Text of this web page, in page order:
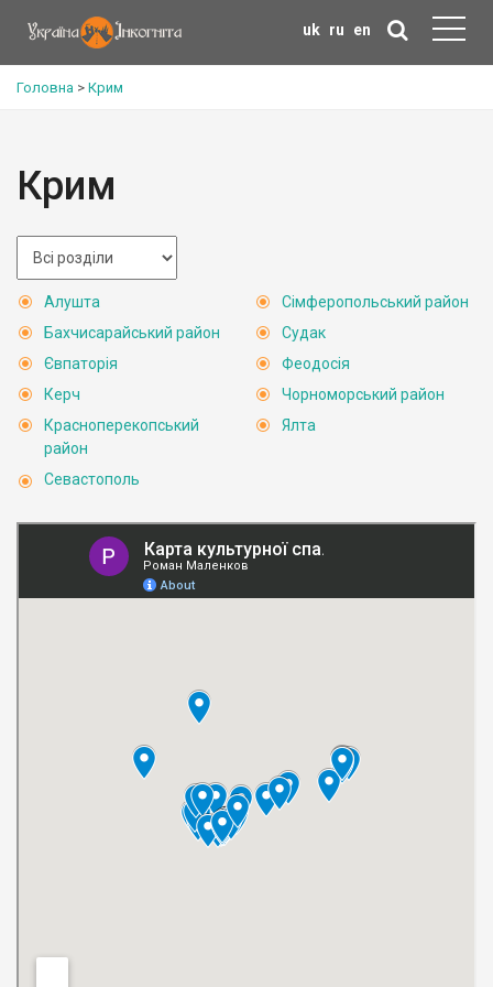
uk ru en
Головна > Крим
Крим
Алушта
Бахчисарайський район
Євпаторія
Керч
Красноперекопський
район
Севастополь
Сімферопольський район
Судак
Феодосія
Чорноморський район
Ялта